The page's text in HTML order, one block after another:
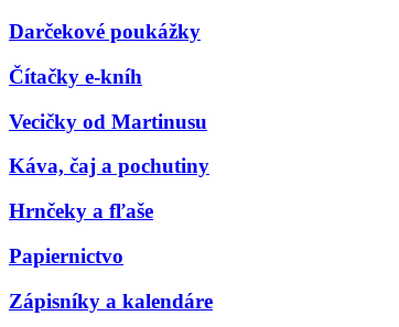
Darčekové poukážky
Čítačky e-kníh
Vecičky od Martinusu
Káva, čaj a pochutiny
Hrnčeky a fľaše
Papiernictvo
Zápisníky a kalendáre